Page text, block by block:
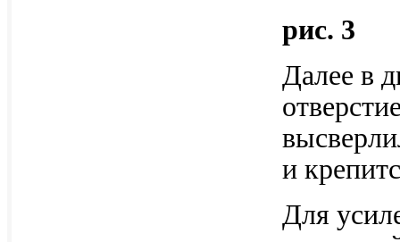
рис. 3
Далее в
и
Для